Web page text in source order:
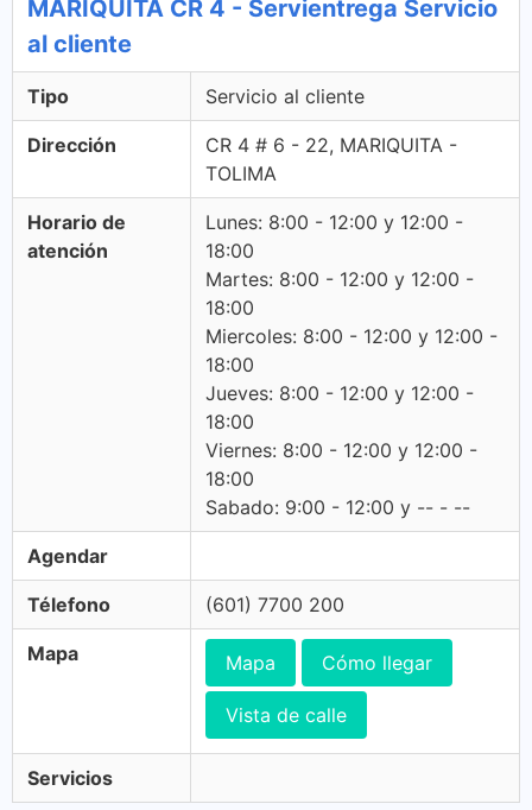
MARIQUITA CR 4 - Servientrega Servicio
al cliente
Tipo Servicio al cliente
Dirección
CR 4 # 6 - 22, MARIQUITA -
TOLIMA
Horario de
atención
Lunes: 8:00 - 12:00 y 12:00 -
18:00
Martes: 8:00 - 12:00 y 12:00 -
18:00
Miercoles: 8:00 - 12:00 y 12:00 -
18:00
Jueves: 8:00 - 12:00 y 12:00 -
18:00
Viernes: 8:00 - 12:00 y 12:00 -
18:00
Sabado: 9:00 - 12:00 y -- - --
Agendar
Télefono (601) 7700 200
Mapa Mapa Cómo llegar
Vista de calle
Servicios